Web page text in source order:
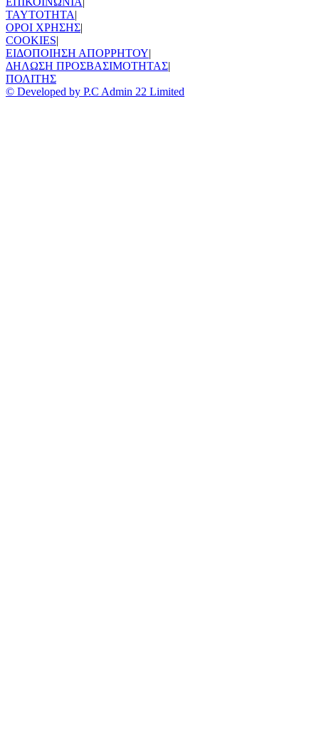
TAYTOTHTA|
ΟΡΟΙ ΧΡΗΣΗΣ|
COOKIES|
ΕΙΔΟΠΟΙΗΣΗ ΑΠΟΡΡΗΤΟΥ|
ΔΗΛΩΣΗ ΠΡΟΣΒΑΣΙΜΟΤΗΤΑΣ|
ΠΟΛΙΤΗΣ
© Developed by P.C Admin 22 Limited